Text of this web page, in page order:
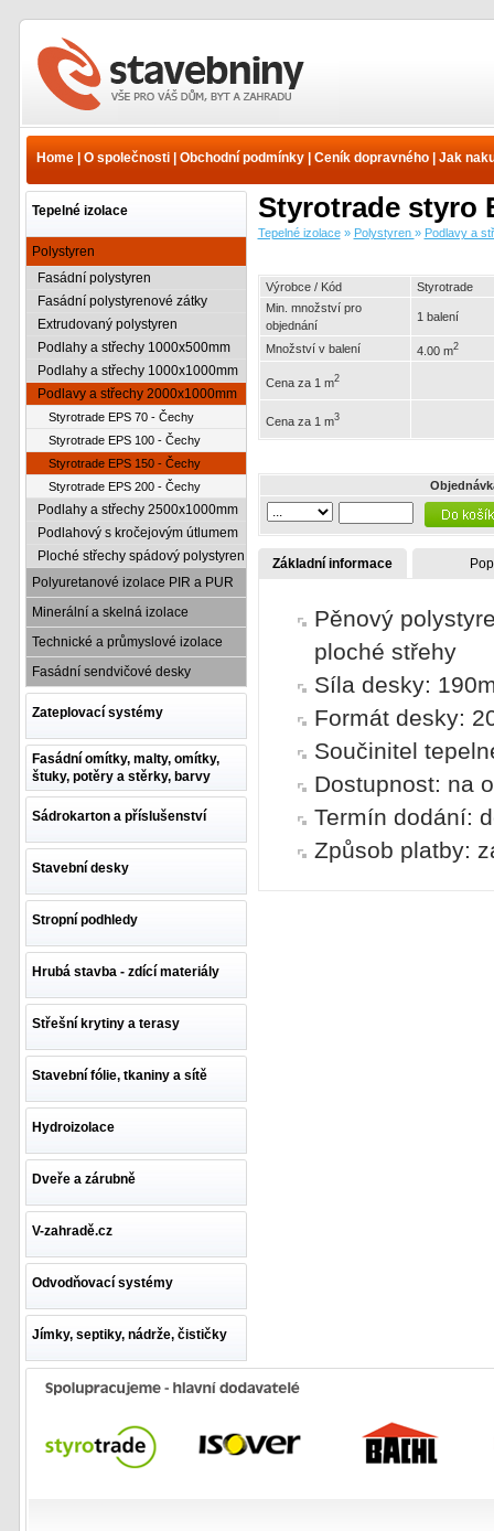
Polystyren - Podlavy a
Styrotrade EPS 150 -
Home| O společnosti| Obchodní podmínky| Ceník dopravného| Jak
Tepelné izolace
Polystyren
Fasádní polystyren
Fasádní polystyrenové zátky
Extrudovaný polystyren
Podlahy a střechy 1000x500mm
Podlahy a střechy 1000x1000mm
Podlavy a střechy 2000x1000mm
Styrotrade EPS 70 - Čechy
Styrotrade EPS 100 - Čechy
Styrotrade EPS 150 - Čechy
Styrotrade EPS 200 - Čechy
Podlahy a střechy 2500x1000mm
Podlahový s kročejovým útlumem
Ploché střechy spádový polystyren
Polyuretanové izolace PIR a PUR
Minerální a skelná izolace
Technické a průmyslové izolace
Fasádní sendvičové desky
Zateplovací systémy
Fasádní omítky, malty, omítky,
štuky, potěry a stěrky, barvy
Sádrokarton a příslušenství
Stavební desky
Stropní podhledy
Hrubá stavba - zdící materiály
Střešní krytiny a terasy
Stavební fólie, tkaniny a sítě
Hydroizolace
Dveře a zárubně
V-zahradě.cz
Odvodňovací systémy
Jímky, septiky, nádrže, čističky
Styrotrade styro
Tepelné izolace» Polystyren » Podlavy a
Výrobce / Kód
Styrotrade
Min. množství pro
objednání
1 balení
Množství v balení 4.00 m2
Cena za 1 m2
Cena za 1 m3
Základní informace
Pěnový
ploché střehy
Síla desky:
Formát desky:
Součinitel
Dostupnost: na
Termín dodání:
Způsob platby: